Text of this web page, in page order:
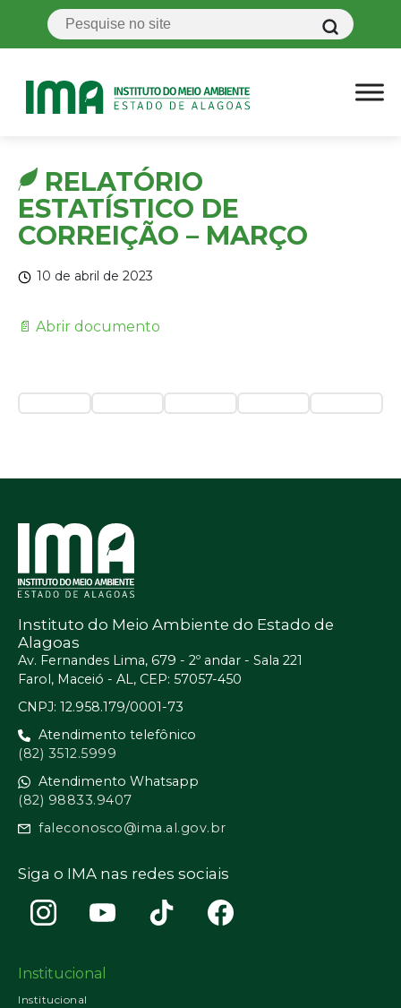
RELATÓRIO
ESTATÍSTICO DE
CORREIÇÃO – MARÇO
10 de abril de 2023
📄 Abrir documento
Instituto do Meio Ambiente do Estado de
Alagoas
Av. Fernandes Lima, 679 - 2º andar - Sala 221
Farol, Maceió - AL, CEP: 57057-450
CNPJ: 12.958.179/0001-73
Atendimento telefônico
(82) 3512.5999
Atendimento Whatsapp
(82) 98833.9407
faleconosco@ima.al.gov.br
Siga o IMA nas redes sociais
Institucional
Institucional